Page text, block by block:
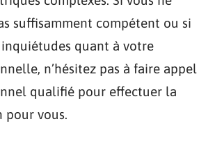
suffisamment compétent ou si
inquiétudes quant à votre
n’hésitez pas à faire appel
qualifié pour effectuer la
vous.